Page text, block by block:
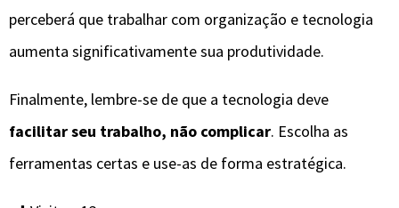
perceberá que trabalhar com organização e tecnologia
aumenta significativamente sua produtividade.
Finalmente, lembre-se de que a tecnologia deve
facilitar seu trabalho, não complicar. Escolha as
ferramentas certas e use-as de forma estratégica.